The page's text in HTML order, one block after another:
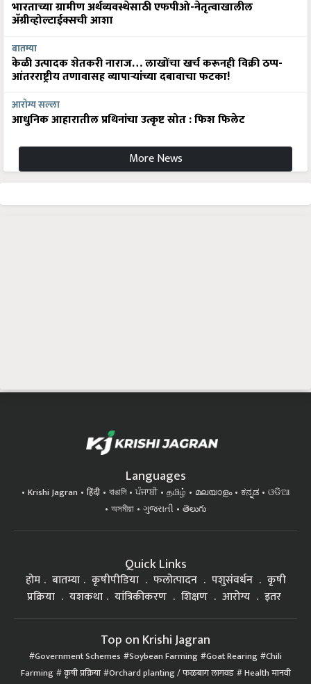
भारताच्या ग्रामीण अर्थव्यवस्थेसाठी एफपीओ-नेतृत्वाखालील
अ‍ॅग्रीव्होल्टाईक्सची आशा
बातम्या
केळी उत्पादक शेतकरी नाराज… लाखोंचा खर्च करूनही विक्री ठप्प-
आंतरराष्ट्रीय तणावासह व्यापाऱ्यांच्या दबावाचा फटका!
आरोग्य सल्ला
आधुनिक आहारातील प्रथिनांचा उत्कृष्ट स्रोत : फिश फिलेट
More News
Languages
Krishi Jagran हिंदी বাঙালি ਪੰਜਾਬੀ தமிழ் മലയാളം ಕನ್ನಡ
ଓଡିଆ
অসমীয়া
ગુજરાતી తెలుగు
Quick Links
होम बातम्या कृषीपीडिया फलोत्पादन पशुसंवर्धन
कृषी
प्रक्रिया
यशकथा यांत्रिकीकरण शिक्षण आरोग्य इतर
Top on Krishi Jagran
Government Schemes Soybean Farming Goat Rearing Chili
Farming कृषी प्रक्रिया Orchard planting / फळबाग लागवड Health मानवी